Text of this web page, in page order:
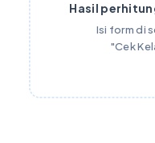
Hasil
Isi form di
"Cek